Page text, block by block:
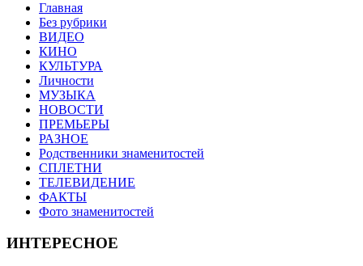
Главная
Без рубрики
ВИДЕО
КИНО
КУЛЬТУРА
Личности
МУЗЫКА
НОВОСТИ
ПРЕМЬЕРЫ
РАЗНОЕ
Родственники знаменитостей
СПЛЕТНИ
ТЕЛЕВИДЕНИЕ
ФАКТЫ
Фото знаменитостей
ИНТЕРЕСНОЕ